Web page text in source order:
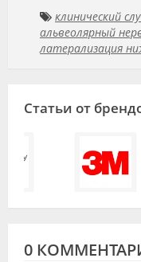
клинический
альвеолярный
латерализация
Статьи от
0